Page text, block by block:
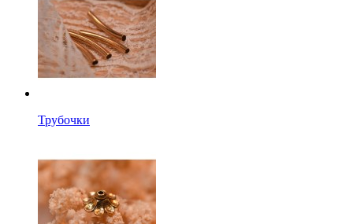
Трубочки